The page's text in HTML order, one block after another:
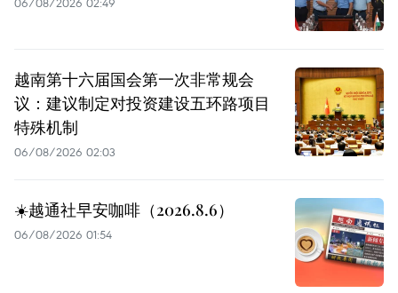
越南第十六届国会第一次非常规会
议：建议制定对投资建设五环路项目
特殊机制
06/08/2026 02:03
☀️越通社早安咖啡（2026.8.6）
06/08/2026 01:54